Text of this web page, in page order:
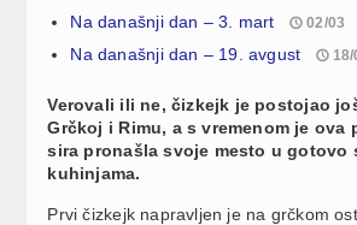
Na današnji dan – 3. mart 02/03
Na današnji dan – 19. avgust 18/
Verovali ili ne, čizkejk je postojao
Grčkoj i Rimu, a s vremenom je ova
sira pronašla svoje mesto u gotovo
kuhinjama.
Prvi čizkejk napravljen je na grčkom